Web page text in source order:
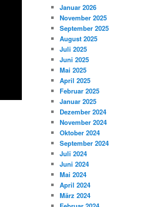
Januar 2026
November 2025
September 2025
August 2025
Juli 2025
Juni 2025
Mai 2025
April 2025
Februar 2025
Januar 2025
Dezember 2024
November 2024
Oktober 2024
September 2024
Juli 2024
Juni 2024
Mai 2024
April 2024
März 2024